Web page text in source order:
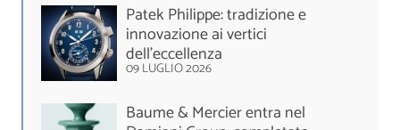
Patek Philippe: tradizione e
innovazione ai vertici
dell’eccellenza
09 LUGLIO 2026
Baume & Mercier entra nel